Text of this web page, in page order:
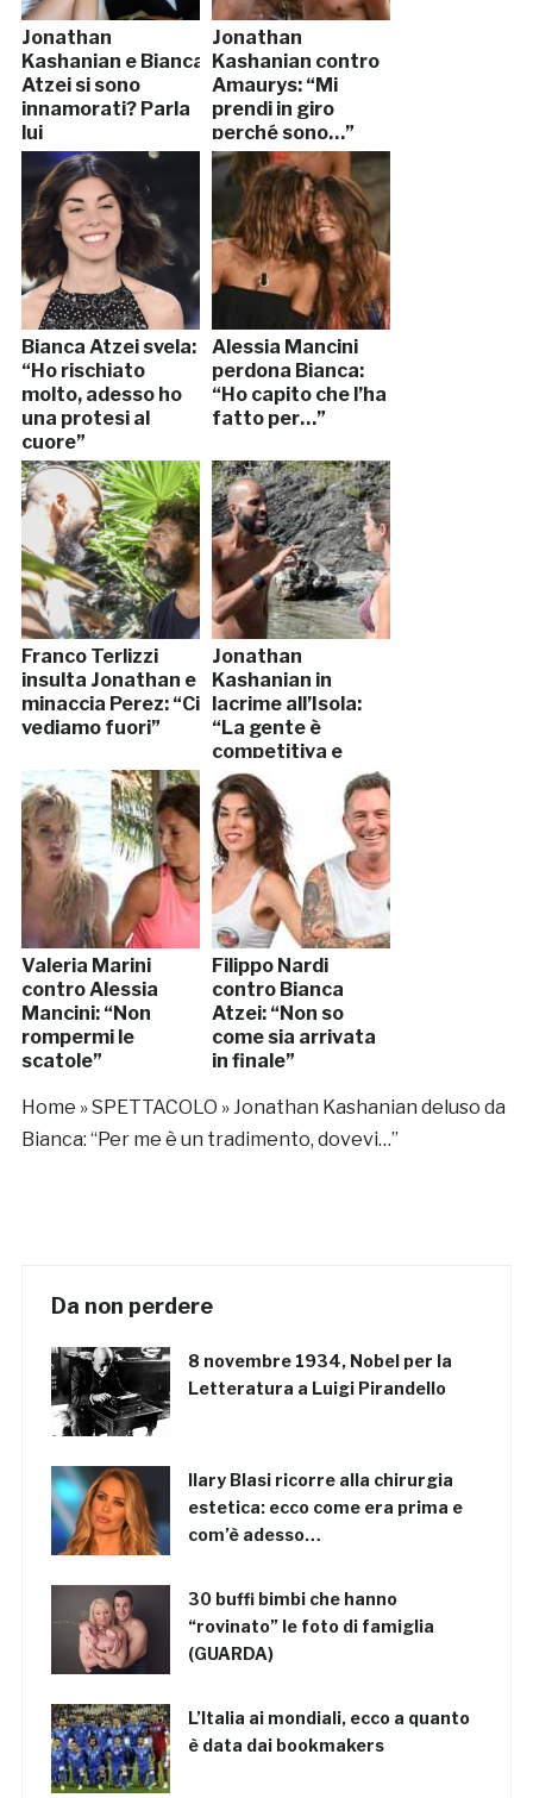
Jonathan
Kashanian e Bianca
Atzei si sono
innamorati? Parla
lui
Jonathan
Kashanian contro
Amaurys: “Mi
prendi in giro
perché sono…”
Bianca Atzei svela:
“Ho rischiato
molto, adesso ho
una protesi al
cuore”
Alessia Mancini
perdona Bianca:
“Ho capito che l’ha
fatto per…”
Franco Terlizzi
insulta Jonathan e
minaccia Perez: “Ci
vediamo fuori”
Jonathan
Kashanian in
lacrime all’Isola:
“La gente è
competitiva e
cattiva”
Valeria Marini
contro Alessia
Mancini: “Non
rompermi le
scatole”
Filippo Nardi
contro Bianca
Atzei: “Non so
come sia arrivata
in finale”
Home »SPETTACOLO » Jonathan Kashanian deluso da
Bianca: “Per me è un tradimento, dovevi…”
Da non perdere
8 novembre 1934, Nobel per la
Letteratura a Luigi Pirandello
Ilary Blasi ricorre alla chirurgia
estetica: ecco come era prima e
com’è adesso…
30 buffi bimbi che hanno
“rovinato” le foto di famiglia
(GUARDA)
L’Italia ai mondiali, ecco a quanto
è data dai bookmakers